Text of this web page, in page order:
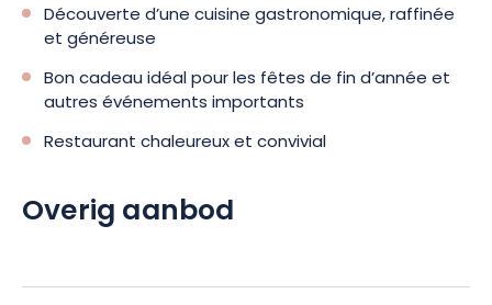
Découverte d’une cuisine gastronomique, raffinée
et généreuse
Bon cadeau idéal pour les fêtes de fin d’année et
autres événements importants
Restaurant chaleureux et convivial
Overig aanbod